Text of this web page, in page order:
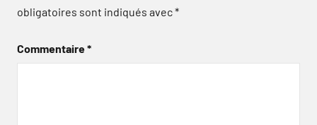
obligatoires sont indiqués avec*
Commentaire*